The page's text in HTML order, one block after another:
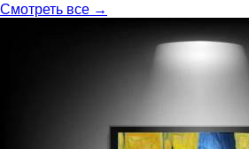
Смотреть все →